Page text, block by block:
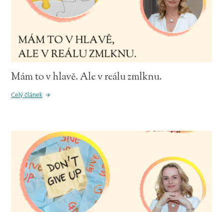
Mám to v hlavě. Ale v reálu zmlknu.
Celý článek